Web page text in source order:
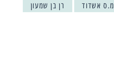
מ.ס אשדוד רן בן שמעון